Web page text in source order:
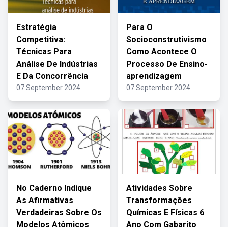
Estratégia
Competitiva:
Técnicas Para
Análise De Indústrias
E Da Concorrência
07 September 2024
Para O
Socioconstrutivismo
Como Acontece O
Processo De Ensino-
aprendizagem
07 September 2024
No Caderno Indique
As Afirmativas
Verdadeiras Sobre Os
Modelos Atômicos
Atividades Sobre
Transformações
Químicas E Físicas 6
Ano Com Gabarito